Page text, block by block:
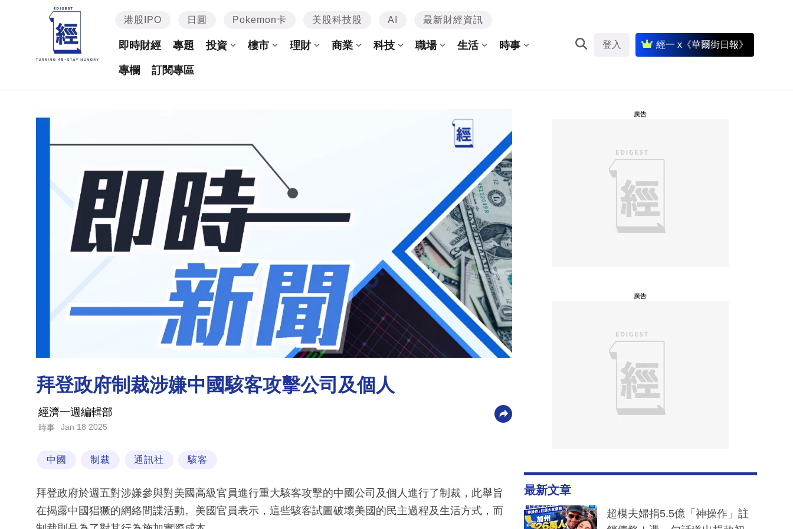
港股IPO 日圓 Pokemon卡 美股科技股 AI 最新財經資訊
即時財經 專題 投資 樓市 理財 商業 科技 職場 生活 時事
專欄 訂閱專區
登入 經一 x《華爾街日報》
拜登政府制裁涉嫌中國駭客攻擊公司及個人
經濟一週編輯部
時事 Jan 18 2025
中國 制裁 通訊社 駭客
拜登政府於週五對涉嫌參與對美國高級官員進行重大駭客攻擊的中國公司及個人進行了制裁，此舉旨
在揭露中國猖獗的網絡間諜活動。美國官員表示，這些駭客試圖破壞美國的民主過程及生活方式，而
廣告
廣告
最新文章
超模夫婦捐5.5億「神操作」註